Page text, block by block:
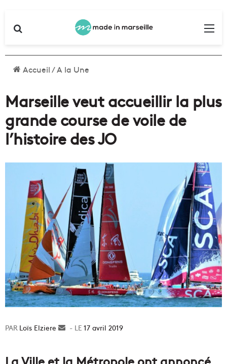
Accueil/A la Une
Marseille veut accueillir la plus
grande course de voile de
l’histoire des JO
Loïs Elziere
Envoyer17 avril 2019